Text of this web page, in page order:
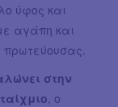
ύφος και
αγάπη και
πρωτεύουσας.
στην
, ο